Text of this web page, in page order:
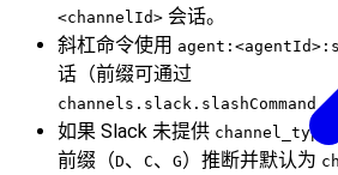
<channelId> 会话。
斜杠命令使用
话（前缀可通过
如果 Slack 未提供 channel_type
前缀（D、 C、 G）推断并默认为